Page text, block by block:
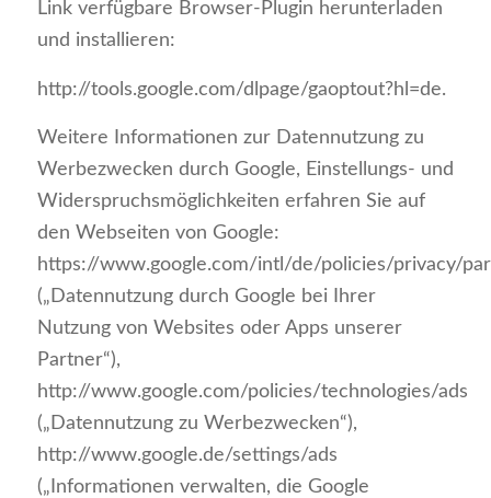
Link verfügbare Browser-Plugin herunterladen
und installieren:
http://tools.google.com/dlpage/gaoptout?hl=de.
Weitere Informationen zur Datennutzung zu
Werbezwecken durch Google, Einstellungs- und
Widerspruchsmöglichkeiten erfahren Sie auf
den Webseiten von Google:
https://www.google.com/intl/de/policies/privacy/
(„Datennutzung durch Google bei Ihrer
Nutzung von Websites oder Apps unserer
Partner“),
http://www.google.com/policies/technologies/ads
(„Datennutzung zu Werbezwecken“),
http://www.google.de/settings/ads
(„Informationen verwalten, die Google